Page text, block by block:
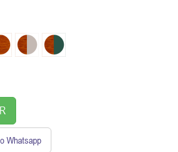
Whatsapp